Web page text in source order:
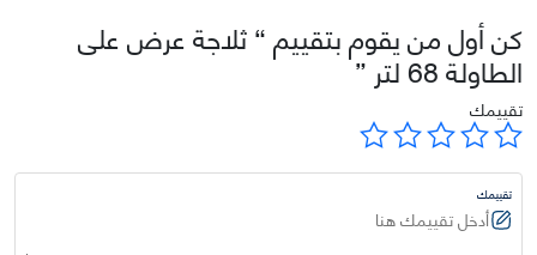
كن أول من يقوم بتقييم “ ثلاجة عرض على
الطاولة 68 لتر ”
تقييمك
تقييمك